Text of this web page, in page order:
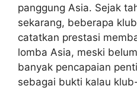
panggung Asia. Sejak
sekarang, beberapa
catatkan prestasi
lomba Asia, meski
banyak pencapaian
sebagai bukti kalau